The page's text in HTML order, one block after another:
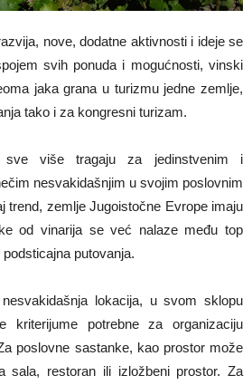
nove, dodatne aktivnosti i ideje se
svih ponuda i mogućnosti, vinski
jaka grana u turizmu jedne zemlje,
tako i za kongresni turizam.
sve više tragaju za jedinstvenim i
nesvakidašnjim u svojim poslovnim
trend, zemlje Jugoistočne Evrope imaju
od vinarija se već nalaze među top
putovanja.
lokacija, u svom sklopu
kriterijume potrebne za organizaciju
poslovne sastanke, kao prostor može
sala, restoran ili izložbeni prostor. Za